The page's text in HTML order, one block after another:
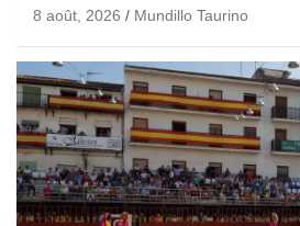
8 août, 2026 Mundillo Taurino